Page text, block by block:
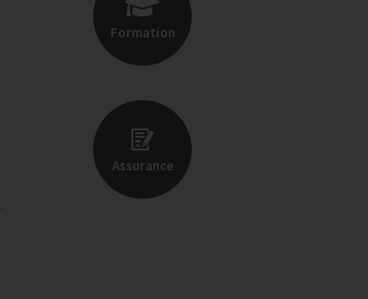
Formation
Assurance